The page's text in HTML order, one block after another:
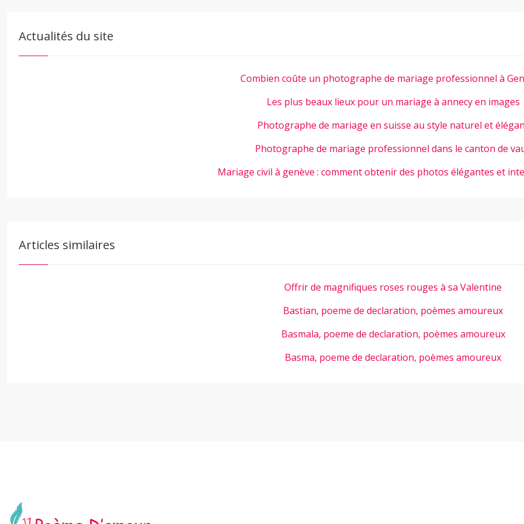
Actualités du site
Combien coûte un photographe de mariage professionnel à
Les plus beaux lieux pour un mariage à annecy en images
Photographe de mariage en suisse au style naturel et
Photographe de mariage professionnel dans le canton de
Mariage civil à genève : comment obtenir des photos élégantes et
Articles similaires
Offrir de magnifiques roses rouges à sa Valentine
Bastian, poeme de declaration, poèmes amoureux
Basmala, poeme de declaration, poèmes amoureux
Basma, poeme de declaration, poèmes amoureux